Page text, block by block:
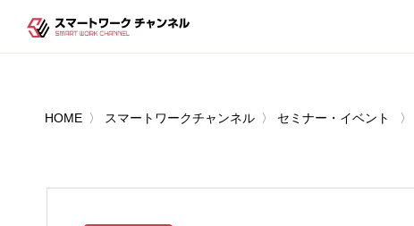
HOME スマートワークチャンネル セミナー・イベント